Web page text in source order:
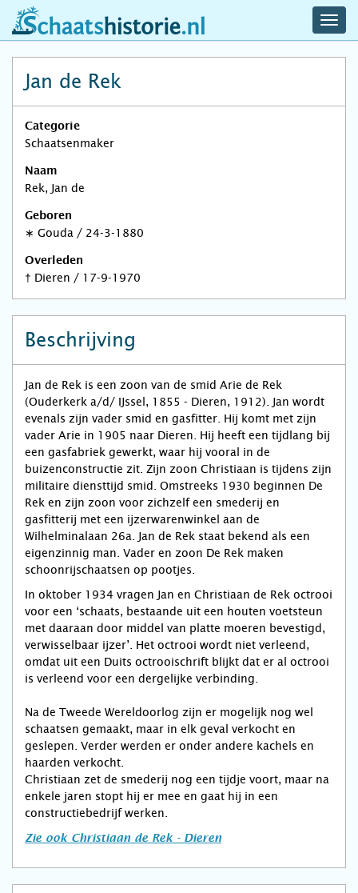
schaatshistorie.nl
Jan de Rek
Categorie
Schaatsenmaker
Naam
Rek, Jan de
Geboren
∗ Gouda / 24-3-1880
Overleden
† Dieren / 17-9-1970
Beschrijving
Jan de Rek is een zoon van de smid Arie de Rek
(Ouderkerk a/d/ IJssel, 1855 - Dieren, 1912). Jan wordt
evenals zijn vader smid en gasfitter. Hij komt met zijn
vader Arie in 1905 naar Dieren. Hij heeft een tijdlang bij
een gasfabriek gewerkt, waar hij vooral in de
buizenconstructie zit. Zijn zoon Christiaan is tijdens zijn
militaire diensttijd smid. Omstreeks 1930 beginnen De
Rek en zijn zoon voor zichzelf een smederij en
gasfitterij met een ijzerwarenwinkel aan de
Wilhelminalaan 26a. Jan de Rek staat bekend als een
eigenzinnig man. Vader en zoon De Rek maken
schoonrijschaatsen op pootjes.
In oktober 1934 vragen Jan en Christiaan de Rek octrooi
voor een ‘schaats, bestaande uit een houten voetsteun
met daaraan door middel van platte moeren bevestigd,
verwisselbaar ijzer’. Het octrooi wordt niet verleend,
omdat uit een Duits octrooischrift blijkt dat er al octrooi
is verleend voor een dergelijke verbinding.
Na de Tweede Wereldoorlog zijn er mogelijk nog wel
schaatsen gemaakt, maar in elk geval verkocht en
geslepen. Verder werden er onder andere kachels en
haarden verkocht.
Christiaan zet de smederij nog een tijdje voort, maar na
enkele jaren stopt hij er mee en gaat hij in een
constructiebedrijf werken.
Zie ook Christiaan de Rek - Dieren